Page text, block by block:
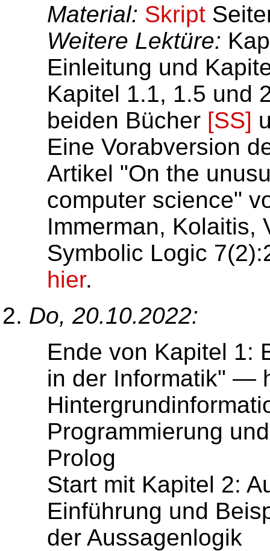
Material: Skript
Weitere Lektüre:
Einleitung und
Kapitel 1.1, 1.5 und
beiden Bücher [SS]
Eine Vorabversion
Artikel "On the
computer science"
Immerman, Kolaitis,
Symbolic Logic
hier.
Do, 20.10.2022:
Ende von Kapitel 1:
in der Informatik" —
Programmierung
Prolog
Start mit Kapitel 2:
Einführung und
der Aussagenlogik